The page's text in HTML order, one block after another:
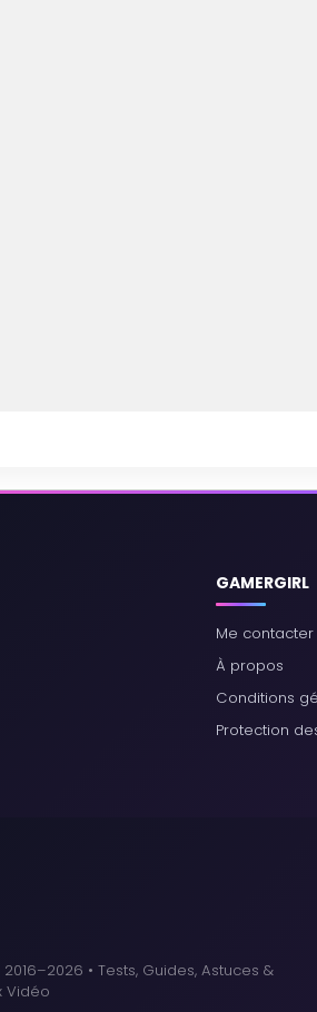
GAMERGIRL
Me contacter
À propos
Conditions
Protection
• Tests, Guides, Astuces &
Vidéo